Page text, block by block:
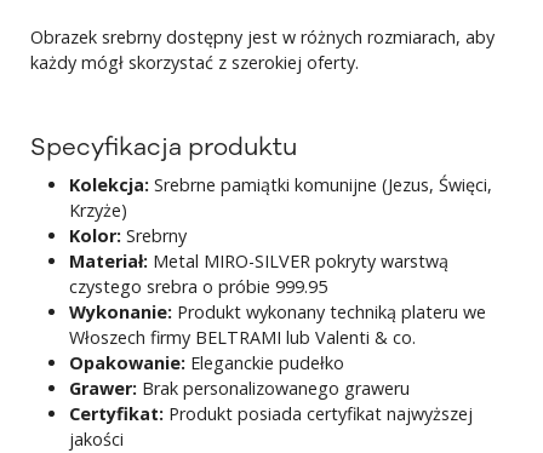
Obrazek srebrny dostępny jest w różnych rozmiarach, aby
każdy mógł skorzystać z szerokiej oferty.
Specyfikacja produktu
Kolekcja: Srebrne pamiątki komunijne (Jezus, Święci,
Krzyże)
Kolor: Srebrny
Materiał: Metal MIRO-SILVER pokryty warstwą
czystego srebra o próbie 999.95
Wykonanie: Produkt wykonany techniką plateru we
Włoszech firmy BELTRAMI lub Valenti & co.
Opakowanie: Eleganckie pudełko
Grawer: Brak personalizowanego graweru
Certyfikat: Produkt posiada certyfikat najwyższej
jakości